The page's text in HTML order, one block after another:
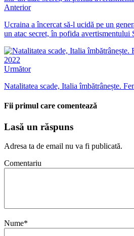
Anterior
Ucraina a încercat să-l ucidă pe un
un atac secret, în pofida avertismentului
Următor
Natalitatea scade, Italia îmbătrânește.
Fii primul care comentează
Lasă un răspuns
Adresa ta de email nu va fi publicată.
Comentariu
Nume*